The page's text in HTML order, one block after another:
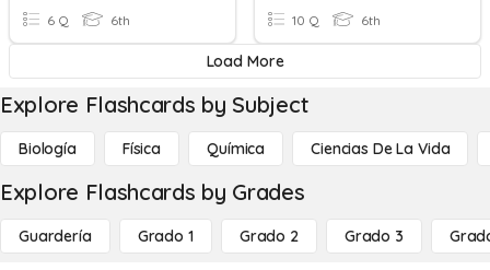
6 Q 6th 10 Q 6th
Load More
Explore Flashcards by Subject
Biología Física Química Ciencias De La Vida
Explore Flashcards by Grades
Guardería Grado 1 Grado 2 Grado 3